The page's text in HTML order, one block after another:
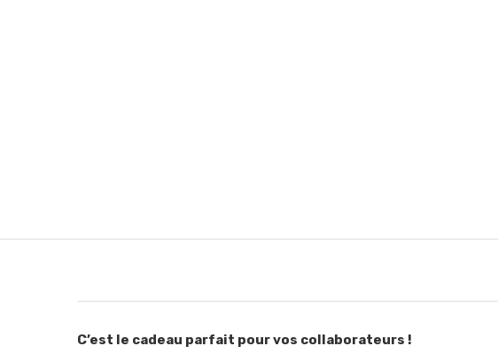
C’est le cadeau parfait pour vos collaborateurs !